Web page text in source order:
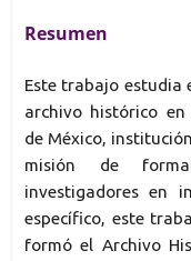
Resumen
Este trabajo estudia
archivo histórico
de México,
misión de
investigadores en
específico, este
formó el Archivo